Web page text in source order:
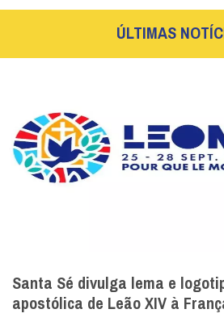
ÚLTIMAS
Santa Sé divulga lema e
apostólica de Leão XIV à